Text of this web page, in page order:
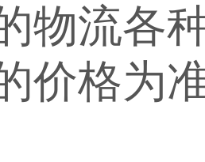
物流各
价格为